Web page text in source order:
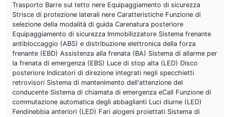
Trasporto Barre sul tetto nere Equipaggiamento di sicurezza
Strisce di protezione laterali nere Caratteristiche Funzione di
selezione della modalità di guida Carenatura posteriore
Equipaggiamento di sicurezza Immobilizzatore Sistema frenante
antibloccaggio (ABS) e distribuzione elettronica della forza
frenante (EBD) Assistenza alla frenata (BA) Sistema di allarme per
la frenata di emergenza (EBS) Luce di stop alta (LED) Disco
posteriore Indicatori di direzione integrati negli specchietti
retrovisori Sistema di mantenimento dell'attenzione del
conducente Sistema di chiamata di emergenza eCall Funzione di
commutazione automatica degli abbaglianti Luci diurne (LED)
Fendinebbia anteriori (LED) Fari alogeni proiettati Sistema di